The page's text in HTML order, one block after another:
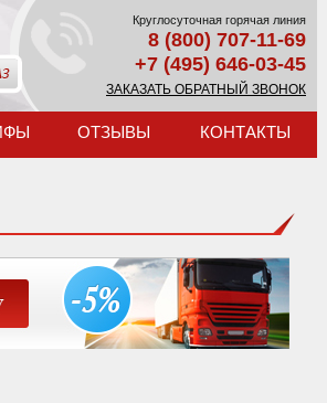
Круглосуточная горячая линия
8 (800) 707-11-69
+7 (495) 646-03-45
ЗАКАЗАТЬ ОБРАТНЫЙ ЗВОНОК
ОТЗЫВЫ КОНТАКТЫ